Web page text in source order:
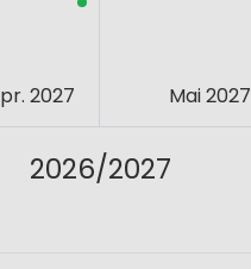
2027 Mai 2027
2026/2027